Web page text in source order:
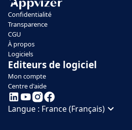
Confidentialité
Transparence
CGU
À propos
Logiciels
Editeurs de logiciel
Mon compte
Centre d'aide
Langue : France (Français)